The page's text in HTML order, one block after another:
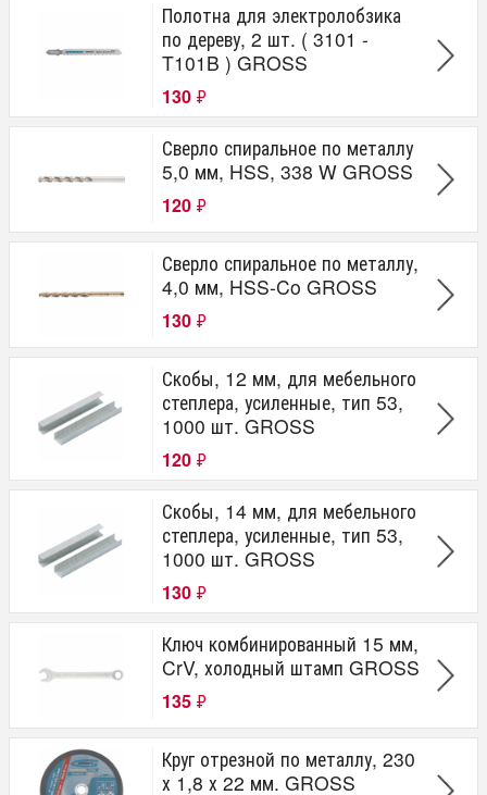
Полотна для электролобзика
по дереву, 2 шт. ( 3101 -
T101B ) GROSS
130 ₽
Сверло спиральное по металлу
5,0 мм, HSS, 338 W GROSS
120 ₽
Сверло спиральное по металлу,
4,0 мм, HSS-Co GROSS
130 ₽
Скобы, 12 мм, для мебельного
степлера, усиленные, тип 53,
1000 шт. GROSS
120 ₽
Скобы, 14 мм, для мебельного
степлера, усиленные, тип 53,
1000 шт. GROSS
130 ₽
Ключ комбинированный 15 мм,
CrV, холодный штамп GROSS
135 ₽
Круг отрезной по металлу, 230
х 1,8 х 22 мм. GROSS